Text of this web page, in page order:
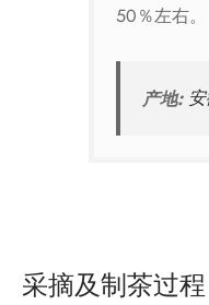
50％左右。
产地:
采摘及制茶过程